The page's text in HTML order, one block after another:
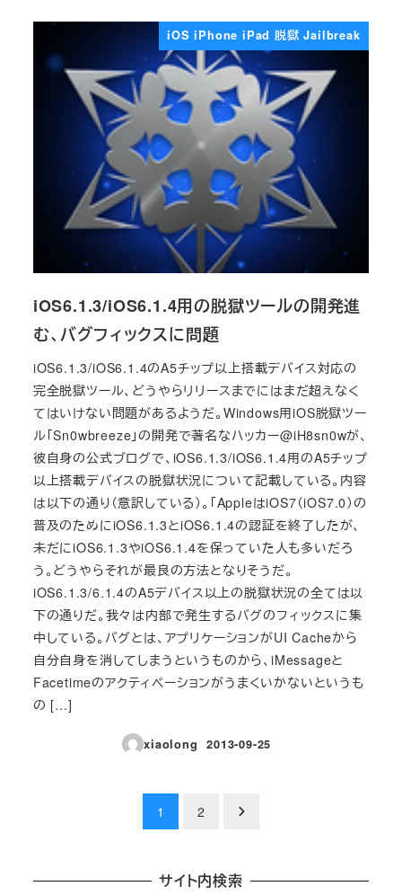
iOS iPhone iPad 脱獄 Jailbreak
iOS6.1.3/iOS6.1.4用の脱獄ツールの開発進
む、バグフィックスに問題
iOS6.1.3/iOS6.1.4のA5チップ以上搭載デバイス対応の
完全脱獄ツール、どうやらリリースまでにはまだ超えなく
てはいけない問題があるようだ。Windows用iOS脱獄ツー
ル「Sn0wbreeze」の開発で著名なハッカー@iH8sn0wが、
彼自身の公式ブログで、iOS6.1.3/iOS6.1.4用のA5チップ
以上搭載デバイスの脱獄状況について記載している。内容
は以下の通り（意訳している）。「AppleはiOS7（iOS7.0）の
普及のためにiOS6.1.3とiOS6.1.4の認証を終了したが、
未だにiOS6.1.3やiOS6.1.4を保っていた人も多いだろ
う。どうやらそれが最良の方法となりそうだ。
iOS6.1.3/6.1.4のA5デバイス以上の脱獄状況の全ては以
下の通りだ。我々は内部で発生するバグのフィックスに集
中している。バグとは、アプリケーションがUI Cacheから
自分自身を消してしまうというものから、iMessageと
Facetimeのアクティベーションがうまくいかないというも
の […]
xiaolong
投稿日
2013-09-25
の
1 2
サイト内検索